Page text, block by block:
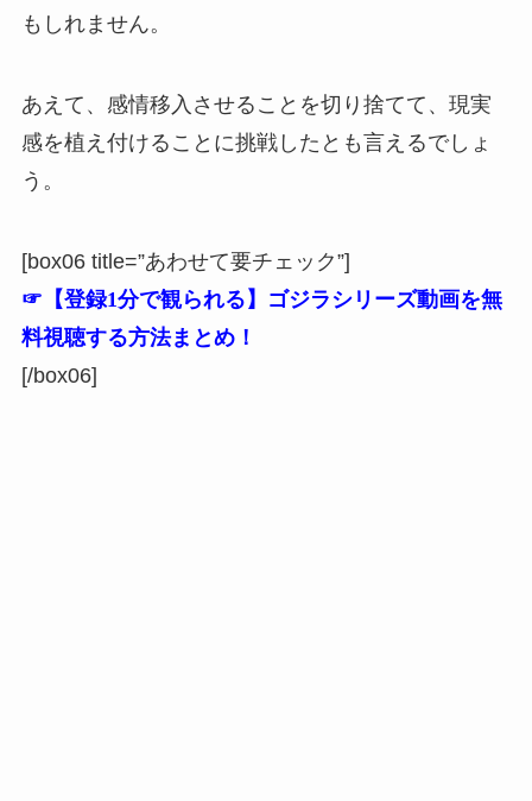
もしれません。
あえて、感情移入させることを切り捨てて、現実
感を植え付けることに挑戦したとも言えるでしょ
う。
[box06 title=”あわせて要チェック”]
☞【登録1分で観られる】ゴジラシリーズ動画を無
料視聴する方法まとめ！
[/box06]